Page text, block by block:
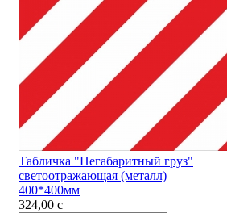
Табличка "Негабаритный груз"
светоотражающая (металл)
400*400мм
324,00 c